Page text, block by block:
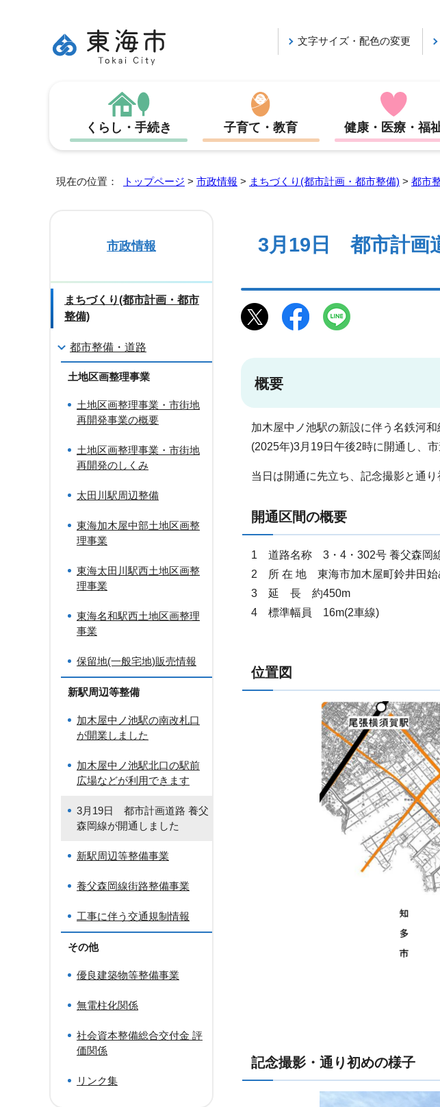
文字サイズ・配色の変更
くらし・手続き 子育て・教育 健康・医療・福
現在の位置： トップページ > 市政情報 > まちづくり(都市計画・都市整備) > 都市
3月19日 都市計画
概要
加木屋中ノ池駅の新設に伴う名鉄河
(2025年)3月19日午後2時に開通し、
当日は開通に先立ち、記念撮影と通り
開通区間の概要
1 道路名称 3・4・302号 養父森岡
2 所 在 地 東海市加木屋町鈴井田始
3 延 長 約450m
4 標準幅員 16m(2車線)
位置図
記念撮影・通り初めの様子
市政情報
まちづくり(都市計画・都市
整備)
都市整備・道路
土地区画整理事業
土地区画整理事業・市街地
再開発事業の概要
土地区画整理事業・市街地
再開発のしくみ
太田川駅周辺整備
東海加木屋中部土地区画整
理事業
東海太田川駅西土地区画整
理事業
東海名和駅西土地区画整理
事業
保留地(一般宅地)販売情報
新駅周辺等整備
加木屋中ノ池駅の南改札口
が開業しました
加木屋中ノ池駅北口の駅前
広場などが利用できます
3月19日 都市計画道路 養父
森岡線が開通しました
新駅周辺等整備事業
養父森岡線街路整備事業
工事に伴う交通規制情報
その他
優良建築物等整備事業
無電柱化関係
社会資本整備総合交付金 評
価関係
リンク集